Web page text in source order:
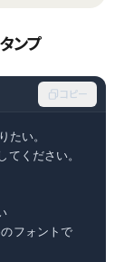
ンプ
コピー
い。
ください。
フォントで